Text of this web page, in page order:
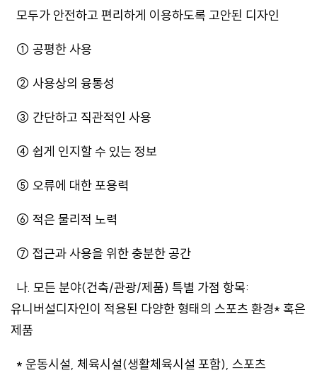
모두가 안전하고 편리하게 이용하도록 고안된 디자인
① 공평한 사용
② 사용상의 융통성
③ 간단하고 직관적인 사용
④ 쉽게 인지할 수 있는 정보
⑤ 오류에 대한 포용력
⑥ 적은 물리적 노력
⑦ 접근과 사용을 위한 충분한 공간
나. 모든 분야(건축/관광/제품) 특별 가점 항목:
유니버설디자인이 적용된 다양한 형태의 스포츠 환경* 혹은
제품
* 운동시설, 체육시설(생활체육시설 포함), 스포츠